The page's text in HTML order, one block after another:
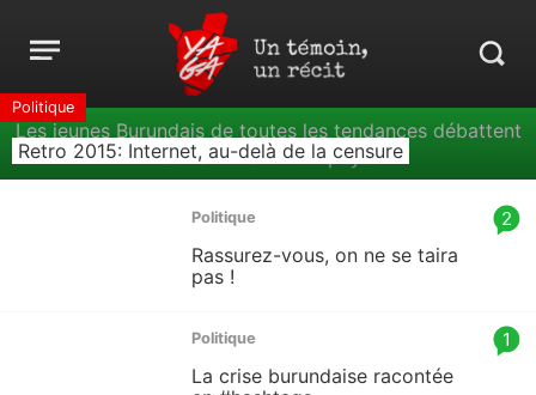
Open
menu
Yaga
Burundi
Search
Les jeunes Burundais de toutes les tendances débattent
sur la situation du pays.
Politique
Retro 2015: Internet, au-delà de la censure
Politique
article
2
Rassurez-vous, on ne se taira
pas !
Politique
article
1
La crise burundaise racontée